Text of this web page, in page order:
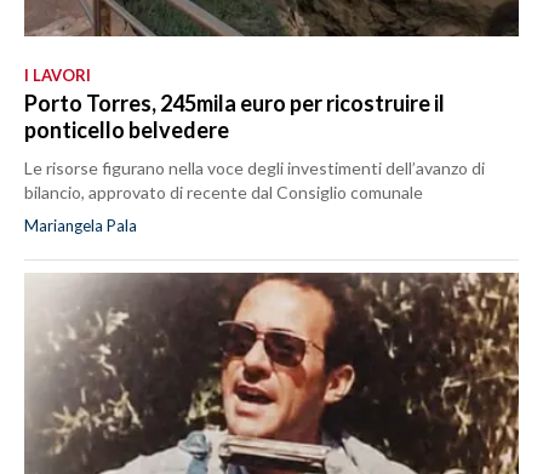
I LAVORI
Porto Torres, 245mila euro per ricostruire il
ponticello belvedere
Le risorse figurano nella voce degli investimenti dell’avanzo di
bilancio, approvato di recente dal Consiglio comunale
Mariangela Pala